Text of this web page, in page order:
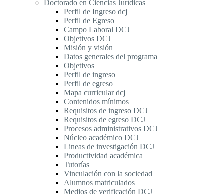
Doctorado en Ciencias Jurídicas
Perfil de Ingreso dcj
Perfil de Egreso
Campo Laboral DCJ
Objetivos DCJ
Misión y visión
Datos generales del programa
Objetivos
Perfil de ingreso
Perfil de egreso
Mapa curricular dcj
Contenidos mínimos
Requisitos de ingreso DCJ
Requisitos de egreso DCJ
Procesos administrativos DCJ
Núcleo académico DCJ
Lineas de investigación DCJ
Productividad académica
Tutorías
Vinculación con la sociedad
Alumnos matriculados
Medios de verificación DCJ